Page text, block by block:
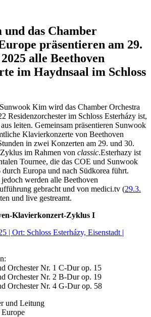
und das Chamber
präsentieren am 29.
alle Beethoven
im Haydnsaal im Schloss
Kim wird das Chamber Orchestra
Residenzorchester im Schloss Esterházy ist,
leiten. Gemeinsam präsentieren Sunwook
Klavierkonzerte von Beethoven
in zwei Konzerten am 29. und 30.
im Rahmen von classic.Esterhazy ist
Tournee, die das COE und Sunwook
Europa und nach Südkorea führt.
werden alle Beethoven
gebracht und von medici.tv (29.3.
und live gestreamt.
Klavierkonzert-Zyklus I
| Ort: Schloss Esterházy, Eisenstadt |
Orchester Nr. 1 C-Dur op. 15
Orchester Nr. 2 B-Dur op. 19
Orchester Nr. 4 G-Dur op. 58
und Leitung